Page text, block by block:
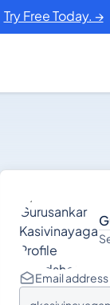
Try Free Today. →
Email address